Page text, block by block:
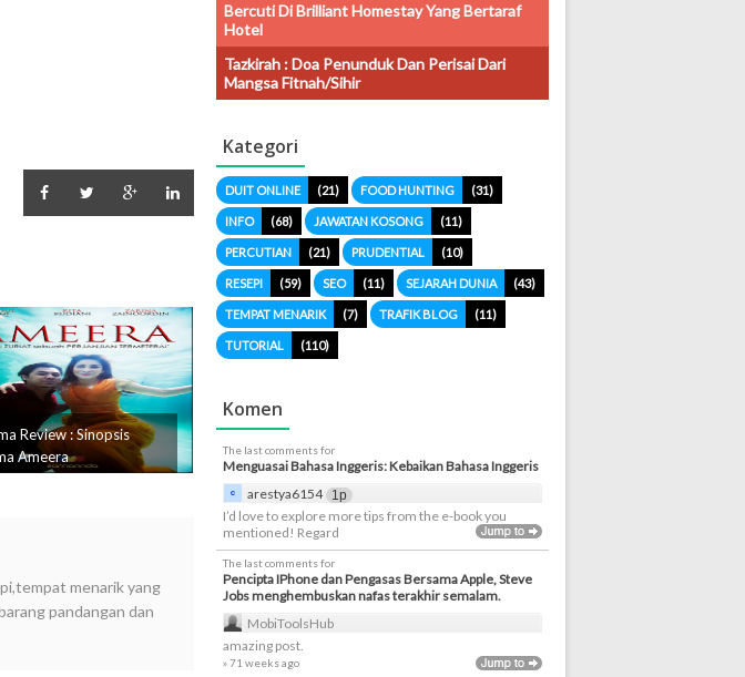
Review : Sinopsis
Ameera
menarik yang
pandangan dan
Bercuti Di Brilliant Homestay Yang Bertaraf
Hotel
Tazkirah : Doa Penunduk Dan Perisai Dari
Mangsa Fitnah/sihir
Kategori
DUIT ONLINE (21) FOOD HUNTING (31)
INFO (68) JAWATAN KOSONG (11)
PERCUTIAN (21) PRUDENTIAL (10)
RESEPI (59) SEO (11) SEJARAH DUNIA (43)
TEMPAT MENARIK (7) TRAFIK BLOG (11)
TUTORIAL (110)
Komen
The last comments for
Menguasai Bahasa Inggeris: Kebaikan Bahasa Inggeris
arestya6154
1p
I’d love to explore more tips from the e-book you
mentioned! Regard
The last comments for
Pencipta IPhone dan Pengasas Bersama Apple, Steve
Jobs menghembuskan nafas terakhir semalam.
MobiToolsHub
amazing post.
» 71 weeks ago